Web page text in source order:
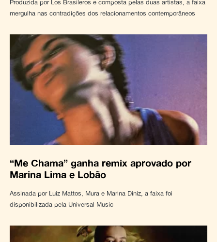
Produzida por Los Brasileros e composta pelas duas artistas, a faixa
mergulha nas contradições dos relacionamentos contemporâneos
“Me Chama” ganha remix aprovado por
Marina Lima e Lobão
Assinada por Luiz Mattos, Mura e Marina Diniz, a faixa foi
disponibilizada pela Universal Music